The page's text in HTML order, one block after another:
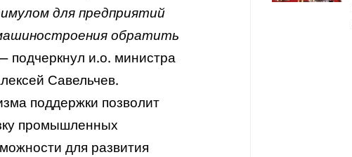
для предприятий
обратить
подчеркнул и.о. министра
Савельчев.
поддержки позволит
промышленных
для развития